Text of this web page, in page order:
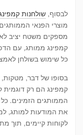
לבסוף, שולחנות
מוצרי הפנאי
מספקים משטח יציב
קמפינג ממותג, עם
כל שימוש בשולחן
בסופו של דבר, מטקות,
קמפינג הם רק דוגמית
הממותגים הזמינים.
את המודעות למותג,
לקוחות קיימים, תוך